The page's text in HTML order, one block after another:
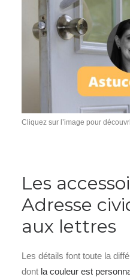
Cliquez sur l’image pour
Les
Adresse
aux lettres
Les détails font toute la
dont la couleur est